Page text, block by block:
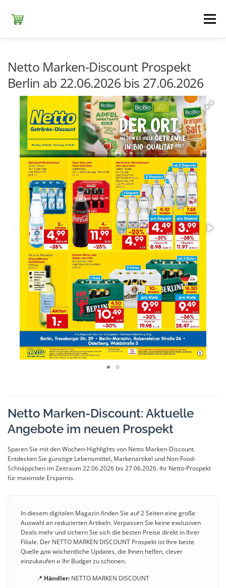
Inhalt
springen
Menü
LIDL NETTO DISCOUNT NORMA REWE
+ ALLE
Netto Marken-Discount Prospekt
Berlin ab 22.06.2026 bis 27.06.2026
Netto Marken-Discount: Aktuelle
Angebote im neuen Prospekt
Sparen Sie mit den Wochen-Highlights von Netto Marken-Discount.
Entdecken Sie günstige Lebensmittel, Markenartikel und Non-Food-
Schnäppchen im Zeitraum 22.06.2026 bis 27.06.2026. Ihr Netto-Prospekt
für maximale Ersparnis.
In diesem digitalen Magazin finden Sie auf 2 Seiten eine große
Auswahl an reduzierten Artikeln. Verpassen Sie keine exкlusiven
Deals mehr und sichern Sie sich die besten Preise direkt in Ihrer
Filiale. Der NETTO MARKEN DISCOUNT Prospekt ist Ihre beste
Quelle для wöchentliche Updates, die Ihnen helfen, clever
einzukaufen и Ihr Budget zu schonen.
📍 Händler:NETTO MARKEN DISCOUNT